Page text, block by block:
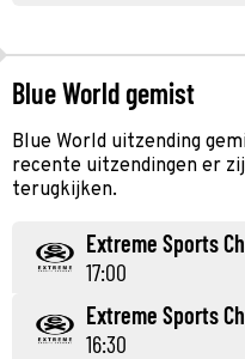
Blue World gemist
Blue World uitzending
recente uitzendingen er
terugkijken.
Extreme Sports
17:00
Extreme Sports
16:30